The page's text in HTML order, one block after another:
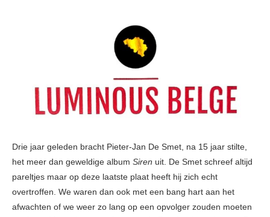
Drie jaar geleden bracht Pieter-Jan De Smet, na 15 jaar stilte,
het meer dan geweldige album Siren uit. De Smet schreef altijd
pareltjes maar op deze laatste plaat heeft hij zich echt
overtroffen. We waren dan ook met een bang hart aan het
afwachten of we weer zo lang op een opvolger zouden moeten